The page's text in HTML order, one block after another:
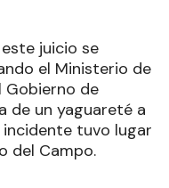
juicio se
el Ministerio de
Gobierno de
de un yaguareté a
incidente tuvo lugar
del Campo.